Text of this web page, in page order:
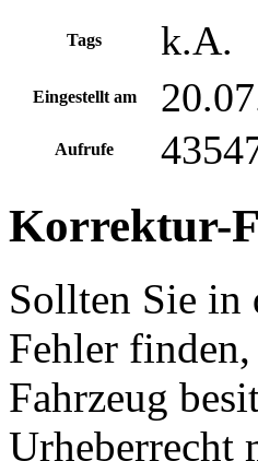
Tags k.A.
Eingestellt am
Aufrufe
Korrektur-
Sollten Sie in
Fehler
Fahrzeug
Urheberrecht